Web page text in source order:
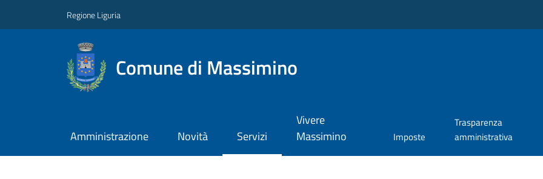
Regione Liguria
Comune di Massimino
Amministrazione Novità Servizi
Vivere
Massimino
Imposte
Trasparenza
amministrativa